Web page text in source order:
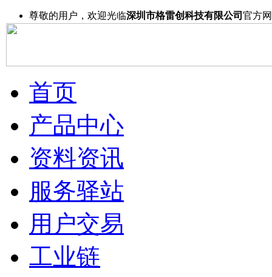
尊敬的用户，欢迎光临深圳市格雷创科技有限公司 官方
首页
产品中心
资料资讯
服务驿站
用户交易
工业链